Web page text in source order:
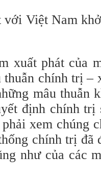
với Việt Nam
xuất phát của
chính trị –
mâu thuẫn
định chính
xem chúng
chính trị đã
như của các